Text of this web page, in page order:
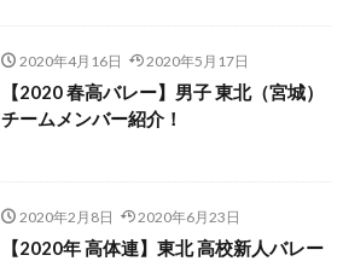
2020年4月16日 2020年5月17日
【2020 春高バレー】男子 東北（宮城）
チームメンバー紹介！
2020年2月8日 2020年6月23日
【2020年 高体連】東北 高校新人バレー